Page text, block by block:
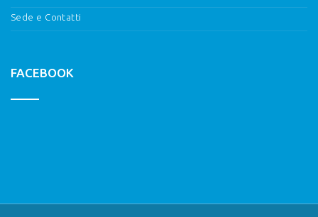
Sede e Contatti
FACEBOOK